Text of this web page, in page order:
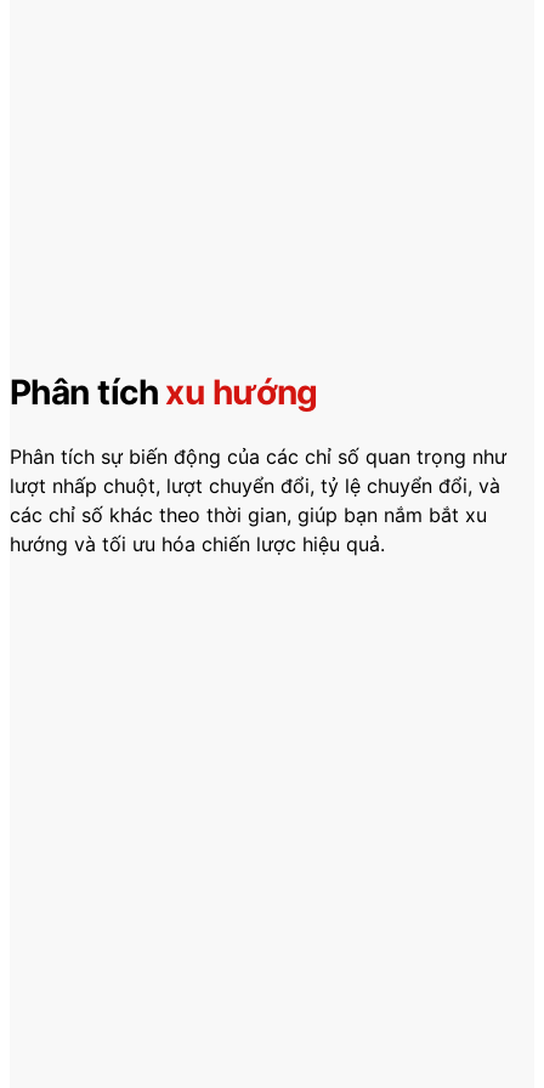
Phân tíchxu hướng
Phân tích sự biến động của các chỉ số quan trọng như
lượt nhấp chuột, lượt chuyển đổi, tỷ lệ chuyển đổi, và
các chỉ số khác theo thời gian, giúp bạn nắm bắt xu
hướng và tối ưu hóa chiến lược hiệu quả.